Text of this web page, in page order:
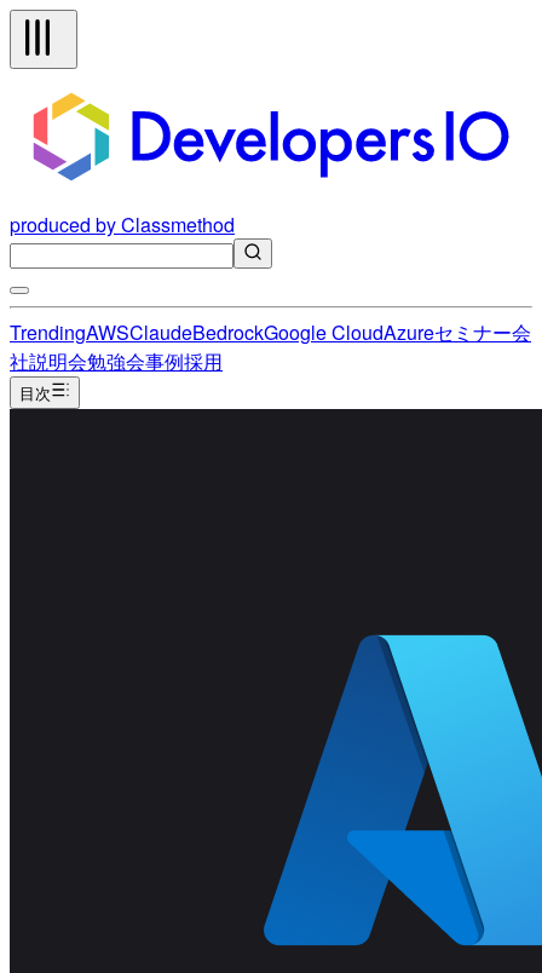
produced by Classmethod
TrendingAWSClaudeBedrockGoogle CloudAzureセミナー会
社説明会勉強会事例採用
目次